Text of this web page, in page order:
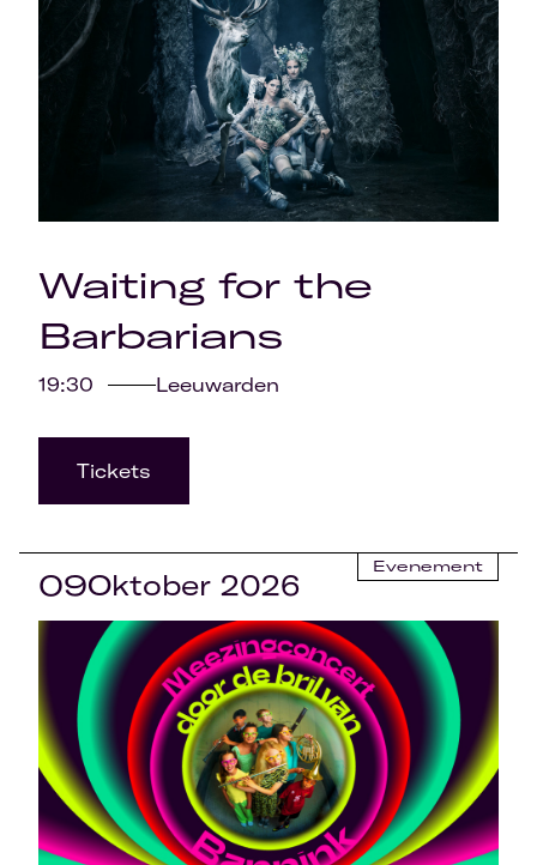
Waiting for the
Barbarians
19:30 Leeuwarden
Tickets
09Oktober 2026
Evenement